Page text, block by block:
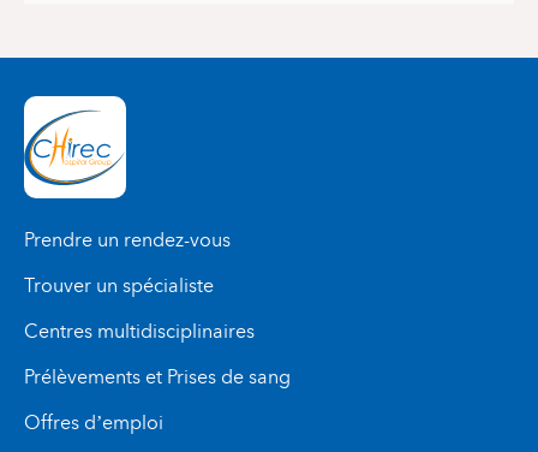
Prendre un rendez-vous
Trouver un spécialiste
Centres multidisciplinaires
Prélèvements et Prises de sang
Offres d’emploi